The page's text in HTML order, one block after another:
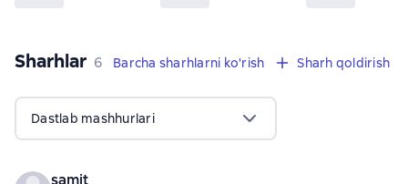
Sharhlar 6 sharhlar
6 Barcha sharhlarni ko'rish Sharh qoldirish
Dastlab mashhurlari
samit